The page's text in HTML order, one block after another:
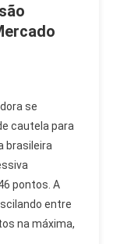
se
cautela para
brasileira
pontos. A
entre
na máxima,